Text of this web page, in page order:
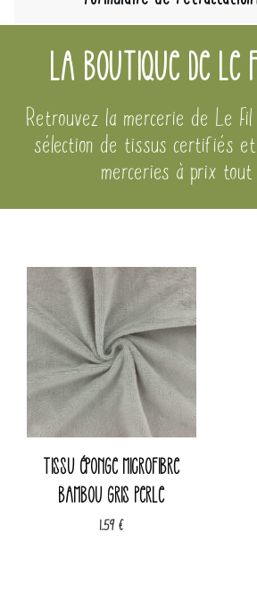
La boutique de Le
Retrouvez la mercerie de Le
sélection de tissus certifiés
merceries à prix
Tissu éponge microfibre
bambou gris perle
1.59 €